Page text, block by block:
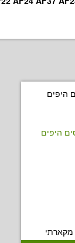
היפים